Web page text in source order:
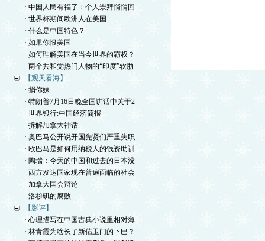
· 中国人民有福了：个人崇拜悄悄回
· 世界杯期间欧洲人在美国
· 什么是中国特色？
· 如果你恨美国
· 如何理解美国在当今世界的霸权？
· 两个共和党热门人物的“印度”软肋
【观天看海】
· 捐你妹
· 特朗普7月16日晚全国讲话中关于2
· 世界银行:中国经济简报
· 拆解加拿大神话
· 奥巴马公开说开国先贤们严重失职
· 欧巴马是如何用纳税人的钱资助训
· 陶瑞：今天的中国和过去的日本没
· 西方发达国家现在普遍面临的社会
· 加拿大国会辩论
· 洛杉矶的腐败
【影评】
· 心理描写在中国古典小说里相对薄
· 林青霞为啥长了新佑卫门的下巴？